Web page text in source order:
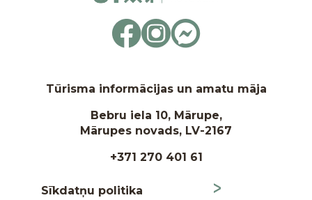
Tūrisma informācijas un amatu māja
Bebru iela 10, Mārupe,
Mārupes novads, LV-2167
+371 270 401 61
Sīkdatņu politika